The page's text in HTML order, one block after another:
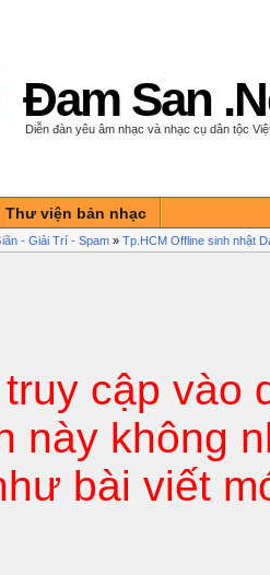
Đam San
Diễn đàn yêu âm nhạc và nhạc cụ dân tộc
Thư viện bản nhạc
- Giải Trí - Spam » Tp.HCM Offline sinh nhật
cập vào
này không
bài viết